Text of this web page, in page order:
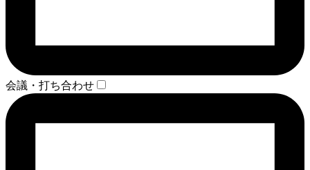
会議・打ち合わせ